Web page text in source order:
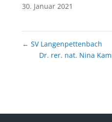
30. Januar 2021
← SV Langenpettenbach
Dr. rer. nat. Nina